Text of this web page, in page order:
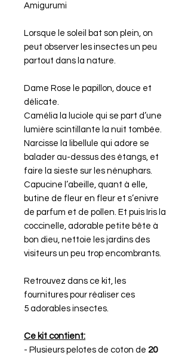
Amigurumi
Lorsque le soleil bat son plein, on
peut observer les insectes un peu
partout dans la nature.
Dame Rose le papillon , douce et
délicate.
Camélia la luciole qui se part d’une
lumière scintillante la nuit tombée.
Narcisse la libellule qui adore se
balader au-dessus des étangs, et
faire la sieste sur les nénuphars.
Capucine l’abeille , quant à elle,
butine de fleur en fleur et s’enivre
de parfum et de pollen. Et puis Iris la
coccinelle , adorable petite bête à
bon dieu, nettoie les jardins des
visiteurs un peu trop encombrants.
Retrouvez dans ce kit, les
fournitures pour réaliser ces
5 adorables insectes.
Ce kit contient:
- Plusieurs pelotes de coton de 20